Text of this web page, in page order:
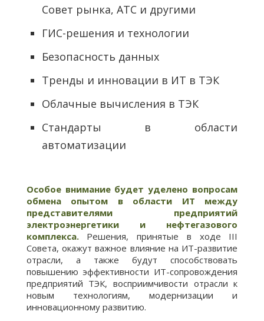
Совет рынка, АТС и другими
ГИС-решения и технологии
Безопасность данных
Тренды и инновации в ИТ в ТЭК
Облачные вычисления в ТЭК
Стандарты в области
автоматизации
Особое внимание будет уделено вопросам
обмена опытом в области ИТ между
представителями предприятий
электроэнергетики и нефтегазового
комплекса.
Решения, принятые в ходе III
Совета, окажут важное влияние на ИТ-развитие
отрасли, а также будут способствовать
повышению эффективности ИТ-сопровождения
предприятий ТЭК, восприимчивости отрасли к
новым технологиям, модернизации и
инновационному развитию.